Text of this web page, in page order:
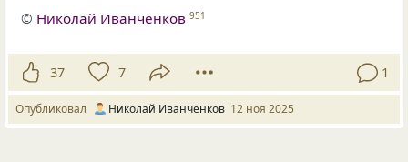
© Николай Иванченков 951
37 7 1
Опубликовал Николай Иванченков 12 ноя 2025